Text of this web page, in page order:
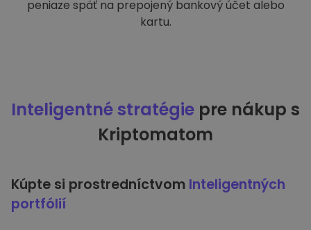
peniaze späť na prepojený bankový účet alebo
kartu.
Inteligentné stratégie pre nákup s
Kriptomatom
Kúpte si prostredníctvom Inteligentných
portfólií